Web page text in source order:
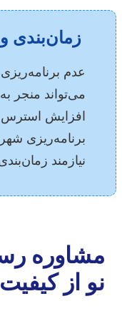
زمان‌بندی
عدم
می‌تواند منجر
افزایش استرس
برنامه‌ریزی
نیازمند
مشاوره
نو از